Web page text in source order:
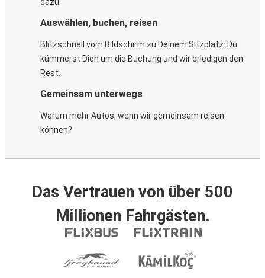
Auswählen, buchen, reisen
Blitzschnell vom Bildschirm zu Deinem Sitzplatz: Du
kümmerst Dich um die Buchung und wir erledigen den
Rest.
Gemeinsam unterwegs
Warum mehr Autos, wenn wir gemeinsam reisen
können?
Das Vertrauen von über 500
Millionen Fahrgästen.